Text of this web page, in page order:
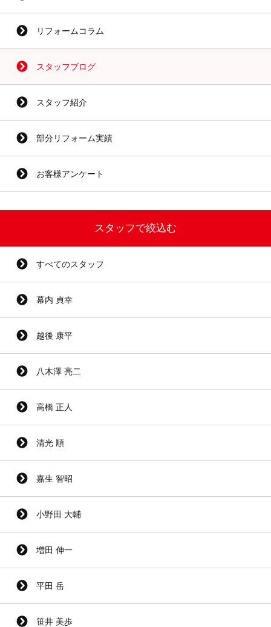
リフォームコラム
スタッフブログ
スタッフ紹介
部分リフォーム実績
お客様アンケート
スタッフで絞込む
すべてのスタッフ
幕内 貞幸
越後 康平
八木澤 亮二
高橋 正人
清光 順
嘉生 智昭
小野田 大輔
増田 伸一
平田 岳
笹井 美歩